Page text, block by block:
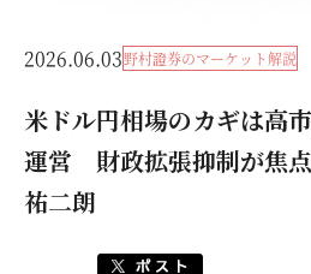
2026.06.03野村證券のマーケット解説
米ドル円相場のカギは高
運営 財政拡張抑制が焦
祐二朗